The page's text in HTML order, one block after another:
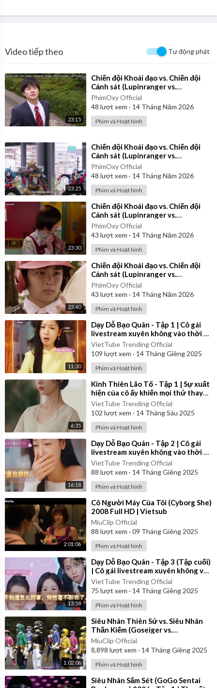
Video tiếp theo Tự động phát
23:15
⁣Chiến đội Khoái đạo vs. Chiến đội
Cảnh sát (Lupinranger vs.
Patranger) 2018 - Tập 9 | Vietsub
PhimOxy Official
48 lượt xem · 14 Tháng Năm 2026
Phim và Hoạt hình
23:25
⁣Chiến đội Khoái đạo vs. Chiến đội
Cảnh sát (Lupinranger vs.
Patranger) 2018 - Tập 20 | Vietsub
PhimOxy Official
48 lượt xem · 14 Tháng Năm 2026
Phim và Hoạt hình
23:30
⁣Chiến đội Khoái đạo vs. Chiến đội
Cảnh sát (Lupinranger vs.
Patranger) 2018 - Tập 7 | Vietsub
PhimOxy Official
43 lượt xem · 14 Tháng Năm 2026
Phim và Hoạt hình
23:40
⁣Chiến đội Khoái đạo vs. Chiến đội
Cảnh sát (Lupinranger vs.
Patranger) 2018 - Tập 14 | Vietsub
PhimOxy Official
43 lượt xem · 14 Tháng Năm 2026
Phim và Hoạt hình
11:30
⁣Dạy Dỗ Bạo Quân - Tập 1 | Cô gái
livestream xuyên không vào thời cổ
đại | Review Phim
VietTube Trending Official
109 lượt xem · 14 Tháng Giêng 2025
Phim và Hoạt hình
6:35
⁣Kinh Thiên Lão Tổ - Tập 1 | Sự xuất
hiện của cô ấy khiến mọi thứ thay
đổi...
VietTube Trending Official
102 lượt xem · 14 Tháng Sáu 2025
Phim và Hoạt hình
16:18
⁣Dạy Dỗ Bạo Quân - Tập 2 | Cô gái
livestream xuyên không vào thời cổ
đại | Review Phim
VietTube Trending Official
88 lượt xem · 14 Tháng Giêng 2025
Phim và Hoạt hình
2:01:06
⁣Cô Người Máy Của Tôi (Cyborg She)
2008 Full HD | Vietsub
MiuClip Official
88 lượt xem · 09 Tháng Giêng 2025
Phim và Hoạt hình
13:58
⁣Dạy Dỗ Bạo Quân - Tập 3 (Tập cuối)
| Cô gái livestream xuyên không vào
thời cổ đại | Review Phim
VietTube Trending Official
75 lượt xem · 14 Tháng Giêng 2025
Phim và Hoạt hình
1:02:06
⁣Siêu Nhân Thiên Sứ vs. Siêu Nhân
Thần Kiếm (Goseiger vs.
Shinkenger) | Vietsub
MiuClip Official
8,898 lượt xem · 14 Tháng Giêng 2025
Phim và Hoạt hình
⁣Siêu Nhân Sấm Sét (GoGo Sentai